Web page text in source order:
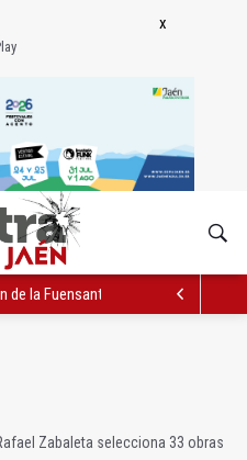
de la Fuensanta Coronada de
Zabaleta selecciona 33 obras